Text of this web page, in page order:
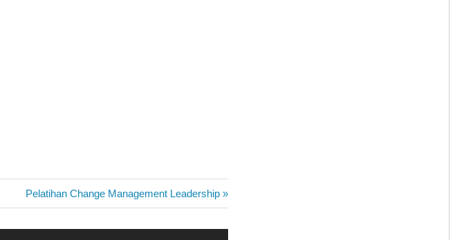
Next
Post:
Pelatihan Change Management Leadership